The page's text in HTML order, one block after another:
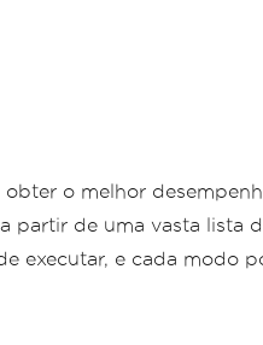
o melhor
partir de uma vasta lista
executar, e cada modo